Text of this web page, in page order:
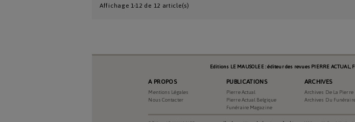
Affichage 1-12 de 12 article(s)
Editions LE MAUSOLEE : éditeur des revues PIERRE ACTUAL,
A PROPOS
Mentions Légales
Nous Contacter
PUBLICATIONS
Pierre Actual
Pierre Actual Belgique
Funéraire Magazine
ARCHIVES
Archives De La Pierre
Archives Du